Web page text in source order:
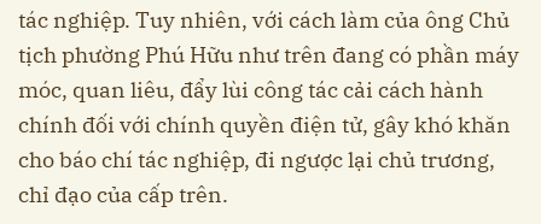
tác nghiệp. Tuy nhiên, với cách làm của ông Chủ
tịch phường Phú Hữu như trên đang có phần máy
móc, quan liêu, đẩy lùi công tác cải cách hành
chính đối với chính quyền điện tử, gây khó khăn
cho báo chí tác nghiệp, đi ngược lại chủ trương,
chỉ đạo của cấp trên.